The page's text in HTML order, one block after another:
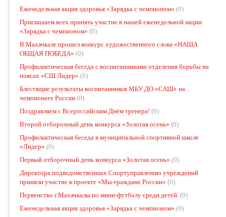
Еженедельная акция здоровья «Зарядка с чемпионом» (0)
Приглашаем всех принять участие в нашей еженедельной акции
«Зарядка с чемпионом» (0)
В Махачкале прошел конкурс художественного слова «НАША
ОБЩАЯ ПОБЕДА» (0)
Профилактическая беседа с воспитанниками отделения борьбы на
поясах «СШ Лидер» (0)
Блестящие результаты воспитанников МБУ ДО «САШ» на
чемпионате России (0)
Поздравляем с Всероссийским Днём тренера! (0)
Второй отборочный день конкурса «Золотая осень» (0)
Профилактическая беседа в муниципальной спортивной школе
«Лидер» (0)
Первый отборочный день конкурса «Золотая осень» (0)
Директора подведомственных Спортуправлению учреждений
приняли участие в проекте «Мы-граждане России» (0)
Первенство г.Махачкалы по мини-футболу среди детей. (0)
Еженедельная акция здоровья «Зарядка с чемпионом» (0)